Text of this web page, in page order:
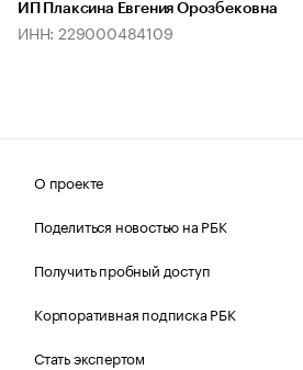
ИП Плаксина Евгения Орозбековна
ИНН: 229000484109
О проекте
Поделиться новостью на РБК
Получить пробный доступ
Корпоративная подписка РБК
Стать экспертом